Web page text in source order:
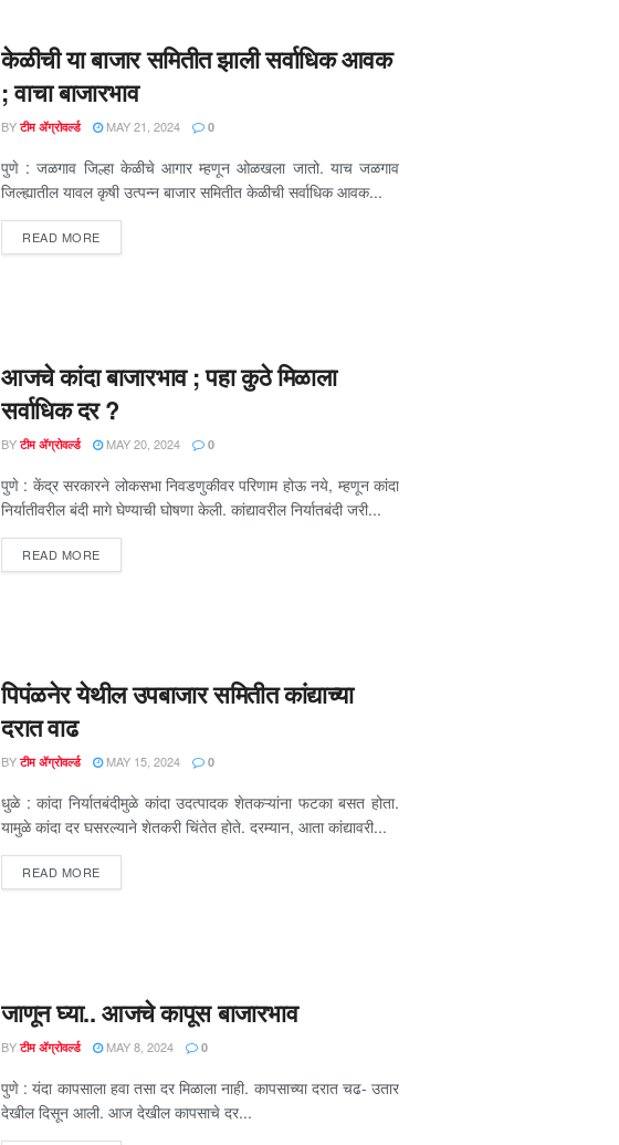
केळीची या बाजार समितीत झाली सर्वाधिक आवक
; वाचा बाजारभाव
BY टीम ॲग्रोवर्ल्ड MAY 21, 2024 0
पुणे : जळगाव जिल्हा केळीचे आगार म्हणून ओळखला जातो. याच जळगाव
जिल्ह्यातील यावल कृषी उत्पन्न बाजार समितीत केळीची सर्वाधिक आवक...
READ MOREDETAILS
आजचे कांदा बाजारभाव ; पहा कुठे मिळाला
सर्वाधिक दर ?
BY टीम ॲग्रोवर्ल्ड MAY 20, 2024 0
पुणे : केंद्र सरकारने लोकसभा निवडणुकीवर परिणाम होऊ नये, म्हणून कांदा
निर्यातीवरील बंदी मागे घेण्याची घोषणा केली. कांद्यावरील निर्यातबंदी जरी...
READ MOREDETAILS
पिपंळनेर येथील उपबाजार समितीत कांद्याच्या
दरात वाढ
BY टीम ॲग्रोवर्ल्ड MAY 15, 2024 0
धुळे : कांदा निर्यातबंदीमुळे कांदा उदत्पादक शेतकऱ्यांना फटका बसत होता.
यामुळे कांदा दर घसरल्याने शेतकरी चिंतेत होते. दरम्यान, आता कांद्यावरी...
READ MOREDETAILS
जाणून घ्या.. आजचे कापूस बाजारभाव
BY टीम ॲग्रोवर्ल्ड MAY 8, 2024 0
पुणे : यंदा कापसाला हवा तसा दर मिळाला नाही. कापसाच्या दरात चढ- उतार
देखील दिसून आली. आज देखील कापसाचे दर...